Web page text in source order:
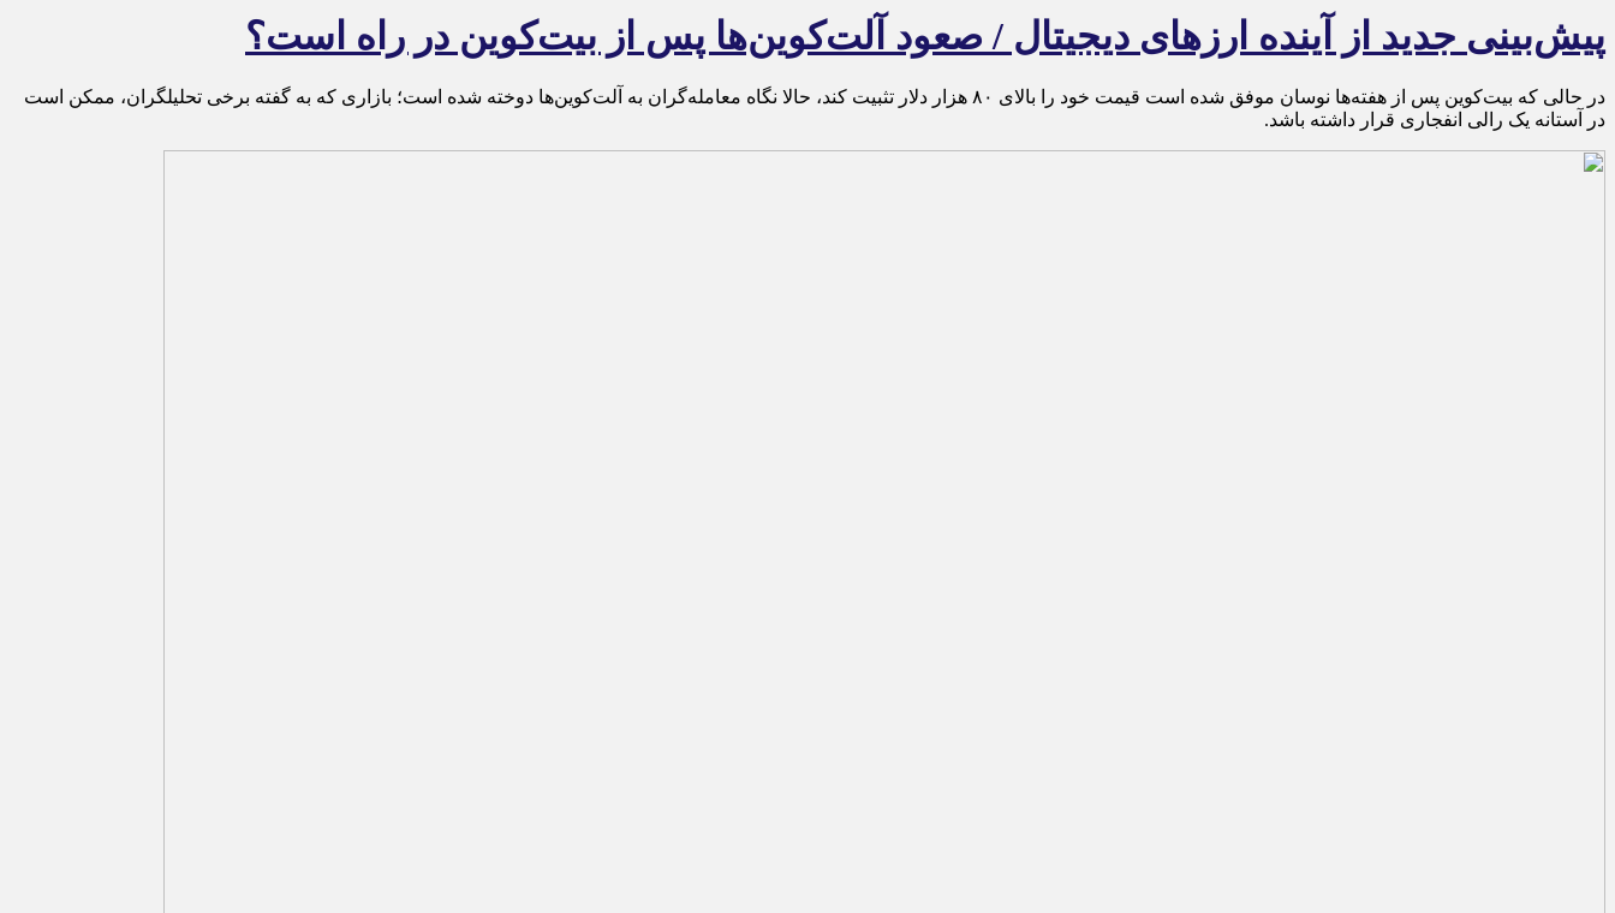
پیش‌بینی جدید از آینده ارزهای دیجیتال / صعود آلت‌کوین‌ها پس از بیت‌کوین در راه است؟
در حالی که بیت‌کوین پس از هفته‌ها نوسان موفق شده است قیمت خود را بالای ۸۰ هزار دلار تثبیت کند، حالا نگاه معامله‌گران به آلت‌کوین‌ها دوخته شده است؛ بازاری که به گفته برخی تحلیلگران، ممکن است
در آستانه یک رالی انفجاری قرار داشته باشد.